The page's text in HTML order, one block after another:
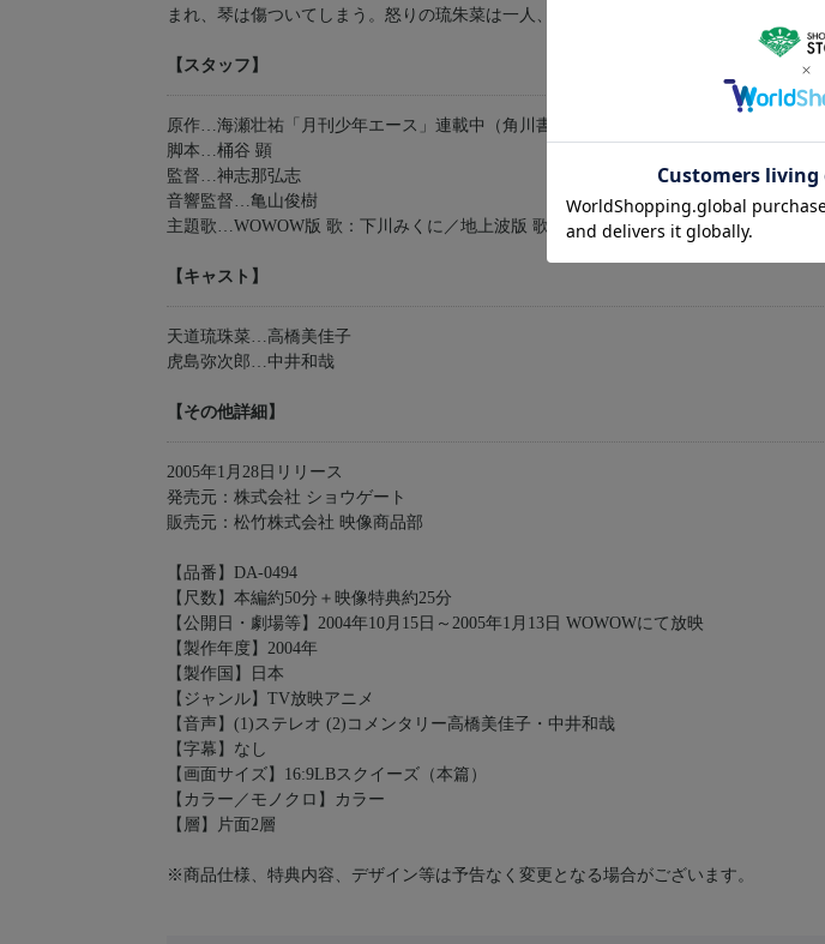
まれ、琴は傷ついてしまう。怒りの琉朱菜は一人、銃を手に城へ向かう。
【スタッフ】
原作…海瀬壮祐「月刊少年エース」連載中（角川書店刊）
脚本…桶谷 顕
監督…神志那弘志
音響監督…亀山俊樹
主題歌…WOWOW版 歌：下川みくに／地上波版 歌：佐藤裕美
【キャスト】
天道琉珠菜…高橋美佳子
虎島弥次郎…中井和哉
【その他詳細】
2005年1月28日リリース
発売元：株式会社 ショウゲート
販売元：松竹株式会社 映像商品部
【品番】DA-0494
【尺数】本編約50分＋映像特典約25分
【公開日・劇場等】2004年10月15日～2005年1月13日 WOWOWにて放映
【製作年度】2004年
【製作国】日本
【ジャンル】TV放映アニメ
【音声】(1)ステレオ (2)コメンタリー高橋美佳子・中井和哉
【字幕】なし
【画面サイズ】16:9LBスクイーズ（本篇）
【カラー／モノクロ】カラー
【層】片面2層
※商品仕様、特典内容、デザイン等は予告なく変更となる場合がございます。